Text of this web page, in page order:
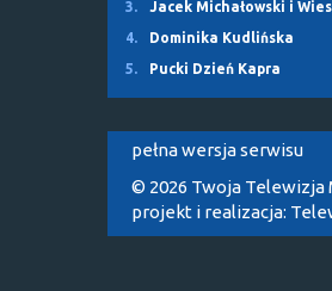
3.
Jacek Michałowski i
4.
Dominika Kudlińska
5.
Pucki Dzień Kapra
pełna wersja serwisu
© 2026 Twoja Telewizja
projekt i realizacja: